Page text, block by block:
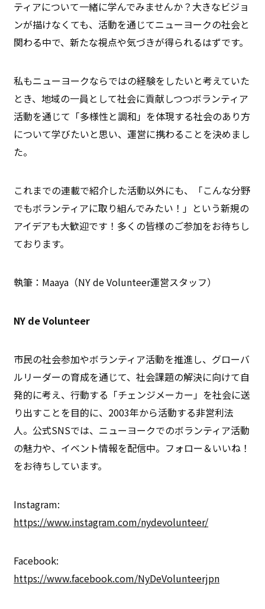
ティアについて一緒に学んでみませんか？大きなビジョ
ンが描けなくても、活動を通じてニューヨークの社会と
関わる中で、新たな視点や気づきが得られるはずです。
私もニューヨークならではの経験をしたいと考えていた
とき、地域の一員として社会に貢献しつつボランティア
活動を通じて「多様性と調和」を体現する社会のあり方
について学びたいと思い、運営に携わることを決めまし
た。
これまでの連載で紹介した活動以外にも、「こんな分野
でもボランティアに取り組んでみたい！」という新規の
アイデアも大歓迎です！多くの皆様のご参加をお待ちし
ております。
執筆：Maaya（NY de Volunteer運営スタッフ）
NY de Volunteer
市民の社会参加やボランティア活動を推進し、グローバ
ルリーダーの育成を通じて、社会課題の解決に向けて自
発的に考え、行動する「チェンジメーカー」を社会に送
り出すことを目的に、2003年から活動する非営利法
人。公式SNSでは、ニューヨークでのボランティア活動
の魅力や、イベント情報を配信中。フォロー＆いいね！
をお待ちしています。
Instagram:
https://www.instagram.com/nydevolunteer/
Facebook:
https://www.facebook.com/NyDeVolunteerjpn